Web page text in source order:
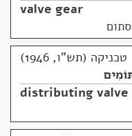
valve gear
טכניקה (תש"ו, 1946)
distributing valve